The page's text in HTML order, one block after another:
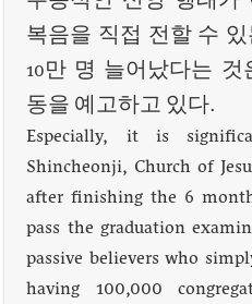
복음을 직접 전할 수
10만 명 늘어났다는
동을 예고하고 있다.
Especially, it is
Shincheonji, Church of
after finishing the 6
pass the graduation
passive believers who
having 100,000